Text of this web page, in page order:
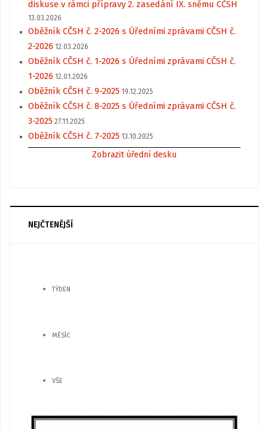
diskuse v rámci přípravy 2. zasedání IX. sněmu CČSH
13.03.2026
Oběžník CČSH č. 2-2026 s Úředními zprávami CČSH č.
2-2026 12.03.2026
Oběžník CČSH č. 1-2026 s Úředními zprávami CČSH č.
1-2026 12.01.2026
Oběžník CČSH č. 9-2025 19.12.2025
Oběžník CČSH č. 8-2025 s Úředními zprávami CČSH č.
3-2025 27.11.2025
Oběžník CČSH č. 7-2025 13.10.2025
Zobrazit úřední desku
NEJČTENĚJŠÍ
TÝDEN
MĚSÍC
VŠE